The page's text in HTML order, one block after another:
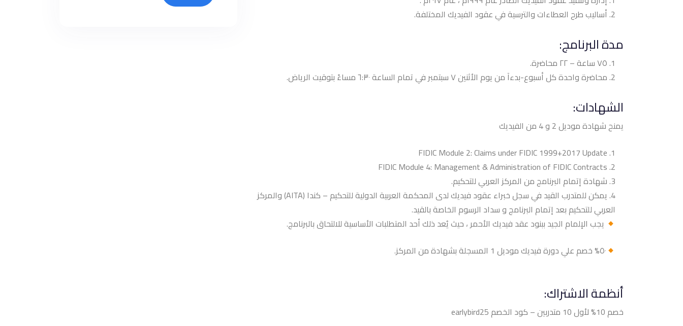
أساليب طرح العطاءات والترسية في عقود الفيديك المختلفة.
مدة البرنامج:
٧٥ ساعة – ٢٢ محاضرة.
محاضرة واحدة كل أسبوع-بدءآ من يوم الأثنين ٧ سبتمبر في تمام الساعة ٦:٣٠ مساءً بتوقيت الرياض.
الشهادات:
يمنح شهادة موديل 2 و 4
من الفيديك
FIDIC Module 2: Claims under FIDIC 1999+2017 Update
FIDIC Module 4: Management & Administration of FIDIC Contracts
شهادة إتمام البرنامج من المركز العربي للتحكيم.
يمكن للمتدرب القيد في سجل خبراء عقود فيديك لدى المحكمة العربية الدولية للتحكيم – كندا (AITA) والمركز
العربي للتحكيم بعد إتمام البرنامج و سداد الرسوم الخاصة بالقيد.
يجب الإلمام الجيد ببنود عقد فيديك الأحمر ، حيث يُعد ذلك أحد المتطلبات الأساسية للالتحاق بالبرنامج.
٥٠% خصم علي دورة فيديك موديل 1
المسجلة بشهادة من المركز.
أنظمة الاشتراك:
خصم 10% لأول 10 متدربين – كود الخصم earlybird25